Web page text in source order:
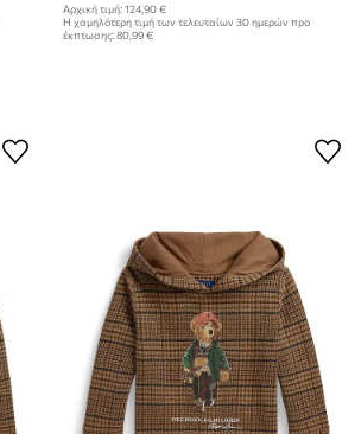
Αρχική τιμή: 124,90 €
Η χαμηλότερη τιμή των τελευταίων 30 ημερών προ
έκπτωσης: 80,99 €